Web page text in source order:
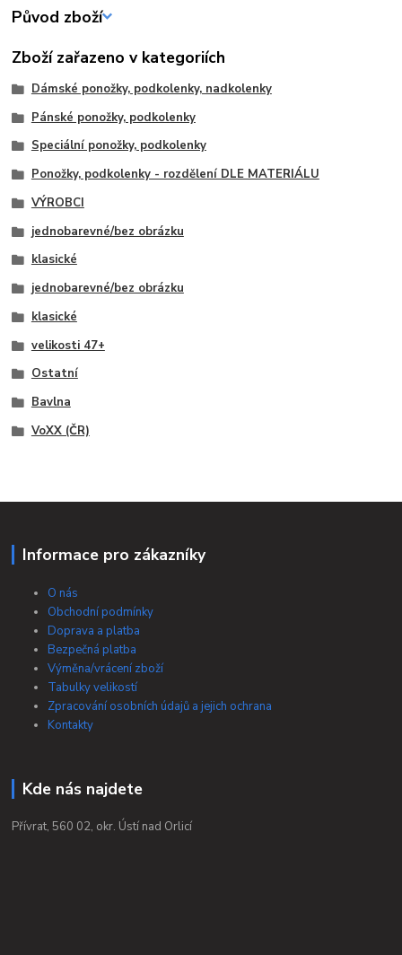
Původ zboží
Zboží zařazeno v kategoriích
Dámské ponožky, podkolenky, nadkolenky
Pánské ponožky, podkolenky
Speciální ponožky, podkolenky
Ponožky, podkolenky - rozdělení DLE MATERIÁLU
VÝROBCI
jednobarevné/bez obrázku
klasické
jednobarevné/bez obrázku
klasické
velikosti 47+
Ostatní
Bavlna
VoXX (ČR)
Informace pro zákazníky
O nás
Obchodní podmínky
Doprava a platba
Bezpečná platba
Výměna/vrácení zboží
Tabulky velikostí
Zpracování osobních údajů a jejich ochrana
Kontakty
Kde nás najdete
Přívrat, 560 02, okr. Ústí nad Orlicí